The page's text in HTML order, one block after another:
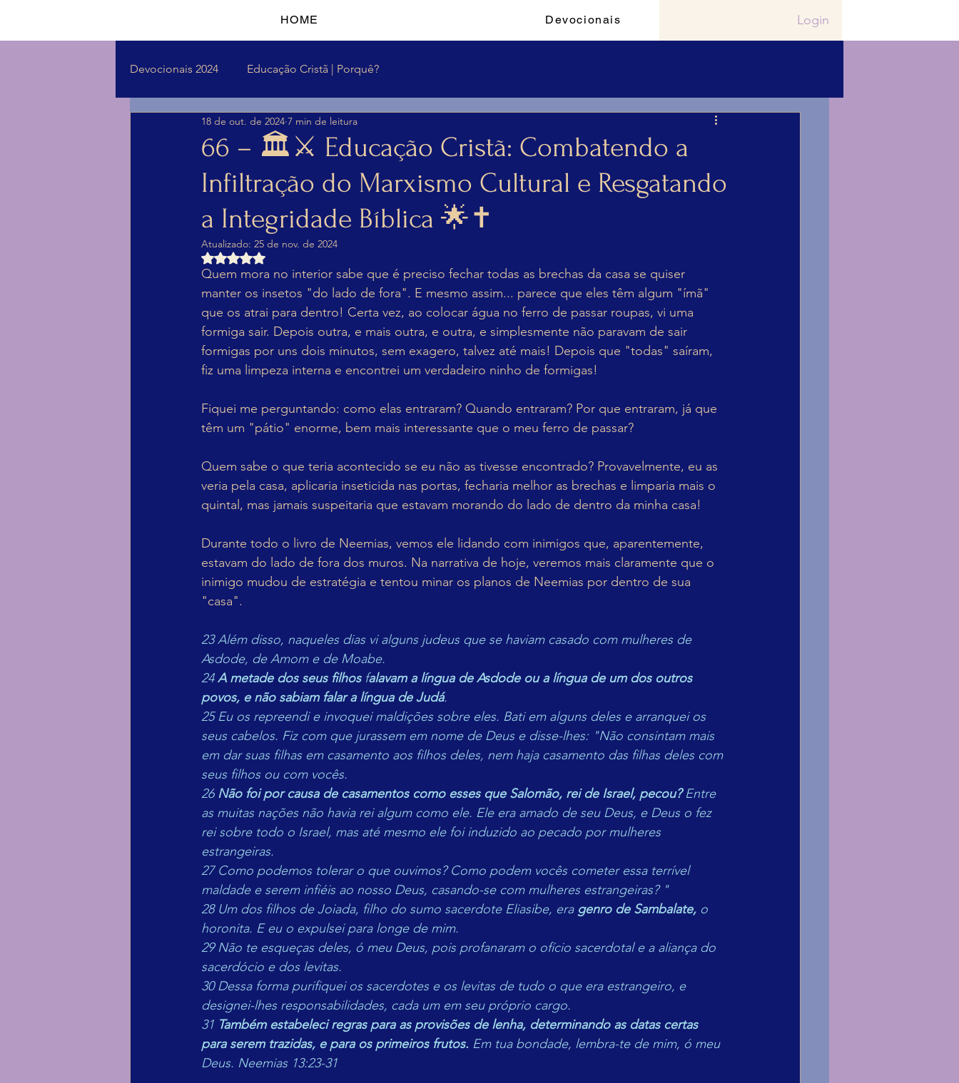
Login
HOME Devocionais
Devocionais 2024 Educação Cristã | Porquê?
66 – 🏛️⚔️ Educação Cristã: Combatendo a
Infiltração do Marxismo Cultural e Resgatando
a Integridade Bíblica 🌟✝️
18 de out. de 2024 7 min de leitura
Atualizado: 25 de nov. de 2024
Avaliado com NaN de 5 estrelas.
Quem mora no interior sabe que é preciso fechar todas as brechas da casa se quiser
manter os insetos "do lado de fora". E mesmo assim... parece que eles têm algum "ímã"
que os atrai para dentro! Certa vez, ao colocar água no ferro de passar roupas, vi uma
formiga sair. Depois outra, e mais outra, e outra, e simplesmente não paravam de sair
formigas por uns dois minutos, sem exagero, talvez até mais! Depois que "todas" saíram,
fiz uma limpeza interna e encontrei um verdadeiro ninho de formigas!
Fiquei me perguntando: como elas entraram? Quando entraram? Por que entraram, já que
têm um "pátio" enorme, bem mais interessante que o meu ferro de passar?
Quem sabe o que teria acontecido se eu não as tivesse encontrado? Provavelmente, eu as
veria pela casa, aplicaria inseticida nas portas, fecharia melhor as brechas e limparia mais o
quintal, mas jamais suspeitaria que estavam morando do lado de dentro da minha casa!
Durante todo o livro de Neemias, vemos ele lidando com inimigos que, aparentemente,
estavam do lado de fora dos muros. Na narrativa de hoje, veremos mais claramente que o
inimigo mudou de estratégia e tentou minar os planos de Neemias por dentro de sua
"casa".
23 Além disso, naqueles dias vi alguns judeus que se haviam casado com mulheres de
Asdode, de Amom e de Moabe.
24 A metade dos seus filhos falavam a língua de Asdode ou a língua de um dos outros
povos, e não sabiam falar a língua de Judá.
25 Eu os repreendi e invoquei maldições sobre eles. Bati em alguns deles e arranquei os
seus cabelos. Fiz com que jurassem em nome de Deus e disse-lhes: "Não consintam mais
em dar suas filhas em casamento aos filhos deles, nem haja casamento das filhas deles com
seus filhos ou com vocês.
26 Não foi por causa de casamentos como esses que Salomão, rei de Israel, pecou? Entre
as muitas nações não havia rei algum como ele. Ele era amado de seu Deus, e Deus o fez
rei sobre todo o Israel, mas até mesmo ele foi induzido ao pecado por mulheres
estrangeiras.
27 Como podemos tolerar o que ouvimos? Como podem vocês cometer essa terrível
maldade e serem infiéis ao nosso Deus, casando-se com mulheres estrangeiras? "
28 Um dos filhos de Joiada, filho do sumo sacerdote Eliasibe, era genro de Sambalate, o
horonita. E eu o expulsei para longe de mim.
29 Não te esqueças deles, ó meu Deus, pois profanaram o ofício sacerdotal e a aliança do
sacerdócio e dos levitas.
30 Dessa forma purifiquei os sacerdotes e os levitas de tudo o que era estrangeiro, e
designei-lhes responsabilidades, cada um em seu próprio cargo.
31 Também estabeleci regras para as provisões de lenha, determinando as datas certas
para serem trazidas, e para os primeiros frutos. Em tua bondade, lembra-te de mim, ó meu
Deus. Neemias 13:23-31